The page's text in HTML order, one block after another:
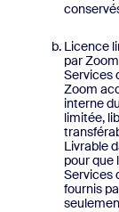
Licence
par
Services
Zoom
interne
limitée,
Livrable
pour que
Services
fournis